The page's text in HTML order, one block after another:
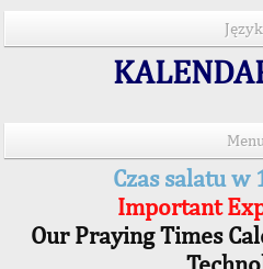
Menu
Czas salatu w
Important
Our Praying Times